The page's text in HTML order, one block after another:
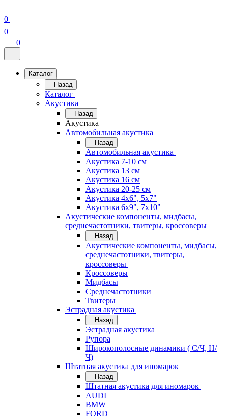
0
0
0
Каталог
Назад
Каталог
Акустика
Назад
Акустика
Автомобильная акустика
Назад
Автомобильная акустика
Акустика 7-10 см
Акустика 13 см
Акустика 16 см
Акустика 20-25 см
Акустика 4х6", 5х7"
Акустика 6х9", 7х10"
Акустические компоненты, мидбасы,
среднечастотники, твитеры, кроссоверы
Назад
Акустические компоненты, мидбасы,
среднечастотники, твитеры,
кроссоверы
Кроссоверы
Мидбасы
Среднечастотники
Твитеры
Эстрадная акустика
Назад
Эстрадная акустика
Рупора
Широкополосные динамики ( С/Ч, Н/
Ч)
Штатная акустика для иномарок
Назад
Штатная акустика для иномарок
AUDI
BMW
FORD